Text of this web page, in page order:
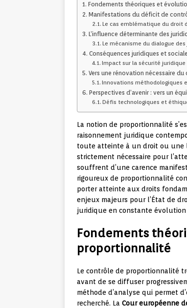
Fondements théoriques et
Manifestations du déficit de
Le cas emblématique du droit
L’influence déterminante des
Le mécanisme du dialogue des
Conséquences juridiques et
Impact sur la sécurité juridique
Vers une rénovation nécessaire
Innovations méthodologiques
Perspectives d’avenir : vers un
Défis technologiques et
La notion de proportionnalité
raisonnement juridique
toute atteinte à un droit ou une
strictement nécessaire pour
souffrent d’une carence
rigoureux de proportionnalité
porter atteinte aux droits
enjeux majeurs pour l’État de
juridique en constante
Fondements
proportionnalité
Le contrôle de proportionnalité
avant de se diffuser
méthode d’analyse qui permet
recherché. La Cour européenne